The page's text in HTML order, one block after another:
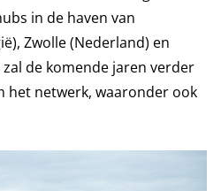
in de haven van
Zwolle (Nederland) en
de komende jaren verder
het netwerk, waaronder ook